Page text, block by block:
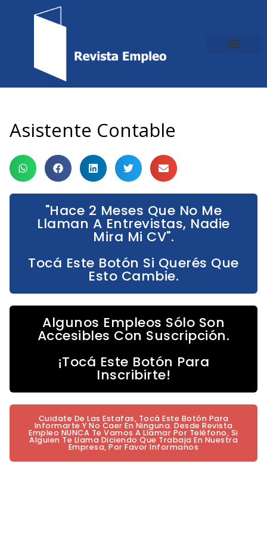
Asistente Contable
"Hace 2 Meses Que No Me
Llaman A Entrevistas, Nadie
Mira Mi CV".
Tocá Este Botón Si Querés Que
Esto Cambie.
Algunos Empleos Sólo Son
Accesibles Con Suscripción.
¡Tocá Este Botón Para
Inscribirte!
Cuidate De Las Estafas, Tocá Este Botón Para
Informarte Y No Caer En Ninguna. Desde Revista
Empleo NUNCA Te Vamos A Llamar Por Teléfono, Si
Alguien Te Llama Diciendo Que Trabaja En Nuestra
Empresa, Por Favor Informanos